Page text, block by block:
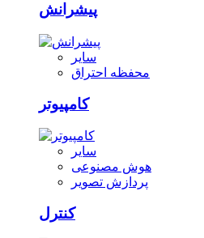
پیشرانش
سایر
محفظه احتراق
کامپیوتر
سایر
هوش مصنوعی
پردازش تصویر
کنترل